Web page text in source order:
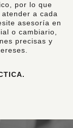
por lo que
a cada
asesoría en
o cambiario,
precisas y